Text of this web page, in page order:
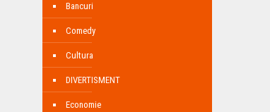
Bancuri
Comedy
Cultura
DIVERTISMENT
Economie